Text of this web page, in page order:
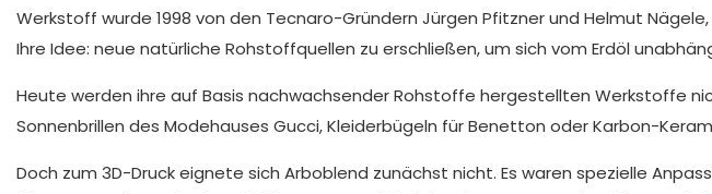
Werkstoff wurde 1998 von den Tecnaro-Gründern Jürgen Pfitzner und Helmut
Ihre Idee: neue natürliche Rohstoffquellen zu erschließen, um sich vom Erdöl
Heute werden ihre auf Basis nachwachsender Rohstoffe hergestellten Werkstoffe
Sonnenbrillen des Modehauses Gucci, Kleiderbügeln für Benetton oder Karbon-
Doch zum 3D-Druck eignete sich Arboblend zunächst nicht. Es waren spezielle